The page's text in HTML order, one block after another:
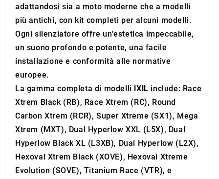
adattandosi sia a moto moderne che a modelli
più antichi, con kit completi per alcuni modelli.
Ogni silenziatore offre un'estetica impeccabile,
un suono profondo e potente, una facile
installazione e conformità alle normative
europee.
La gamma completa di modelli IXIL include: Race
Xtrem Black (RB), Race Xtrem (RC), Round
Carbon Xtrem (RCR), Super Xtreme (SX1), Mega
Xtrem (MXT), Dual Hyperlow XXL (L5X), Dual
Hyperlow Black XL (L3XB), Dual Hyperlow (L2X),
Hexoval Xtrem Black (XOVE), Hexoval Xtreme
Evolution (SOVE), Titanium Race (VTR), e